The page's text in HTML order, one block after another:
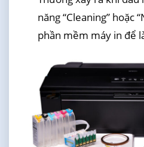
năng “Cleaning” hoặc
phần mềm máy in để